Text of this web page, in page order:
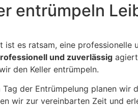
entrümpeln
ist es ratsam, eine professionelle
und zuverlässig
den Keller entrümpeln.
Tag der Entrümpelung planen wir
wir zur vereinbarten Zeit und